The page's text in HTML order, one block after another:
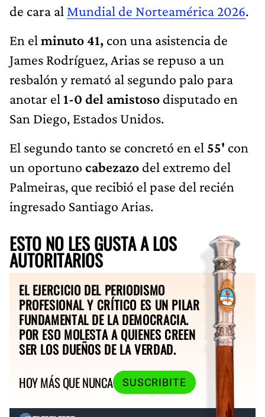
de cara al Mundial de Norteamérica 2026.
En el minuto 41, con una asistencia de
James Rodríguez, Arias se repuso a un
resbalón y remató al segundo palo para
anotar el 1-0 del amistoso disputado en
San Diego, Estados Unidos.
El segundo tanto se concretó en el 55' con
un oportuno cabezazo del extremo del
Palmeiras, que recibió el pase del recién
ingresado Santiago Arias.
ESTO NO LES GUSTA A LOS
AUTORITARIOS
EL EJERCICIO DEL PERIODISMO
PROFESIONAL Y CRÍTICO ES UN PILAR
FUNDAMENTAL DE LA DEMOCRACIA.
POR ESO MOLESTA A QUIENES CREEN
SER LOS DUEÑOS DE LA VERDAD.
HOY MÁS QUE NUNCA
SUSCRIBITE